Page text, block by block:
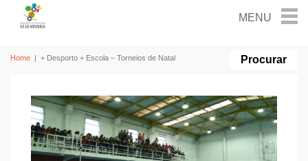
Home | + Desporto + Escola – Torneios de Natal